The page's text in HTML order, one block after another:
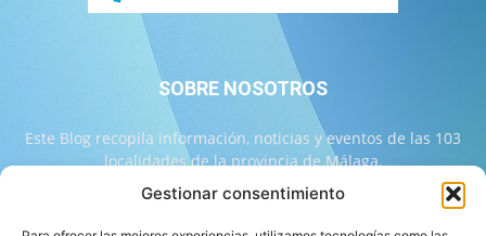
Gestionar consentimiento
SOBRE NOSOTROS
Este Blog recopila información, noticias y eventos de las 103
localidades de la provincia de Málaga.
Contáctanos: info@103malaga.com